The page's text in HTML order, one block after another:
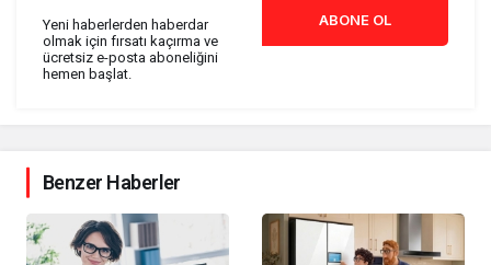
Yeni haberlerden haberdar
olmak için fırsatı kaçırma ve
ücretsiz e-posta aboneliğini
hemen başlat.
ABONE OL
Benzer Haberler